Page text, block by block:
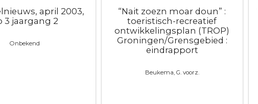
april 2003,
3 jaargang 2
Onbekend
“Nait zoezn moar doun” :
toeristisch-recreatief
ontwikkelingsplan (TROP)
Groningen/Grensgebied :
eindrapport
Beukema, G. voorz.